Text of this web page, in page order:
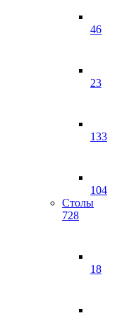
46
23
133
104
Столы
728
18